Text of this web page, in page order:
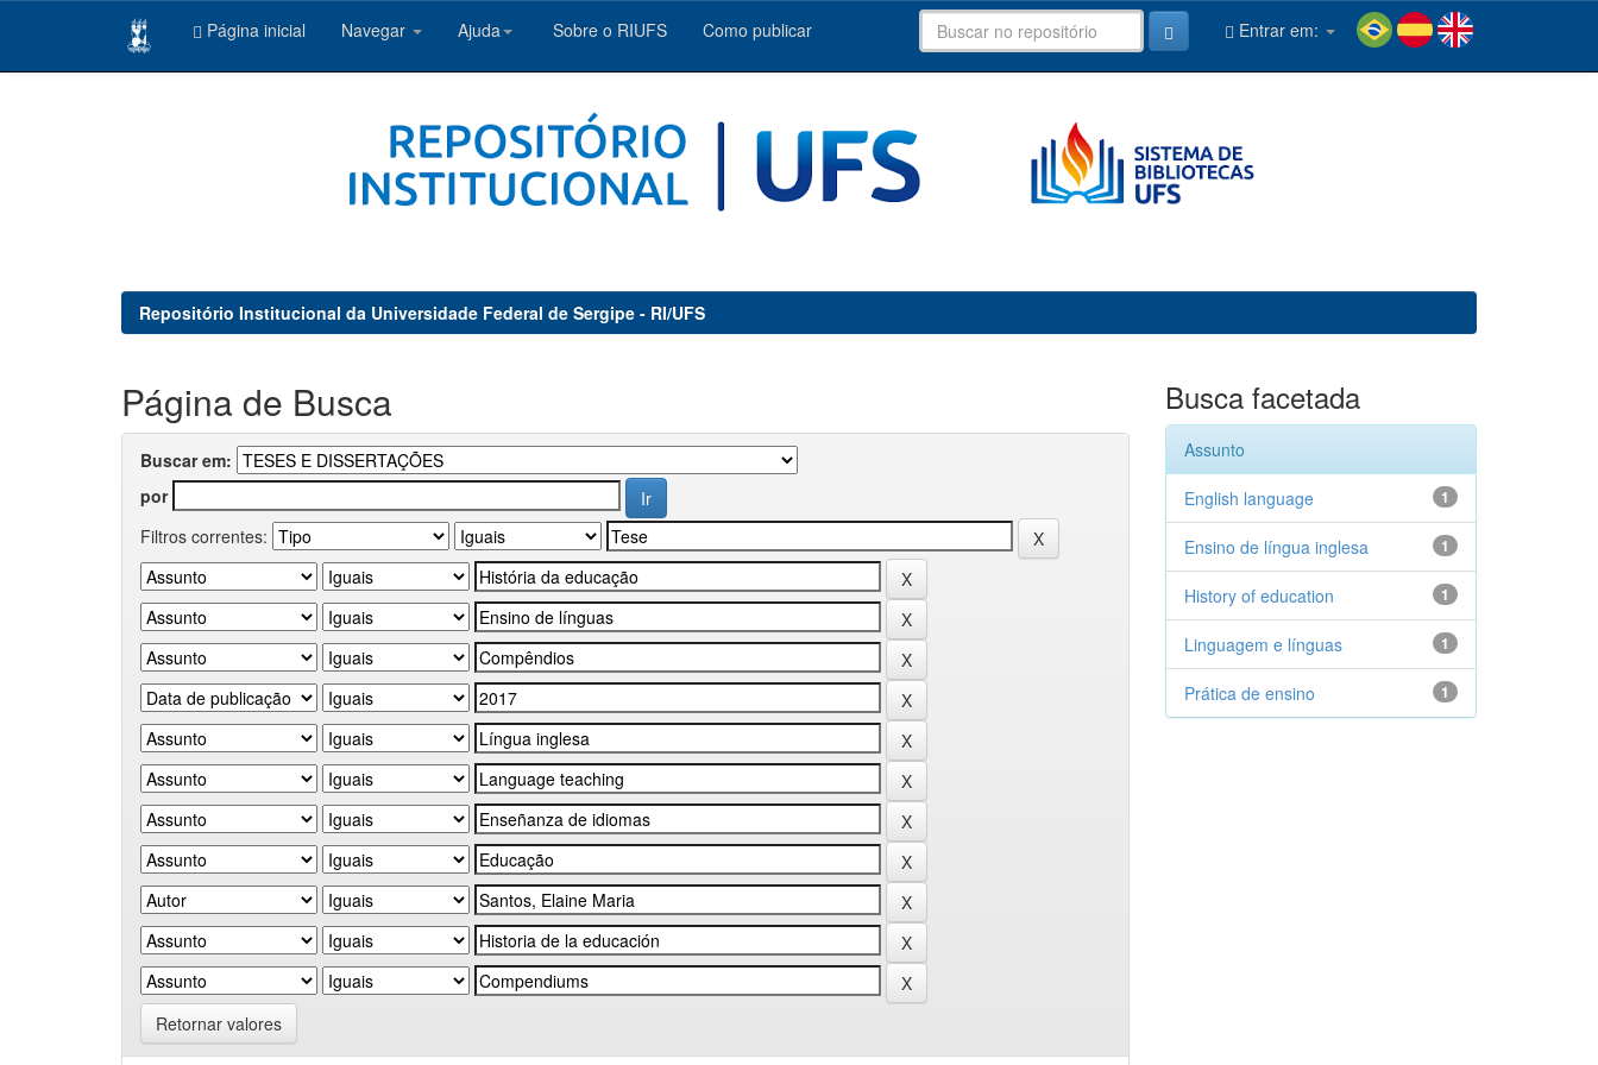
Página inicial Navegar Ajuda Sobre o RIUFS Como publicar Entrar em:
Repositório Institucional da Universidade Federal de Sergipe - RI/UFS
Página de Busca
Buscar em:
por
Filtros correntes:
Retornar valores
Busca facetada
Assunto
1
English language
1
Ensino de língua inglesa
1
History of education
1
Linguagem e línguas
1
Prática de ensino